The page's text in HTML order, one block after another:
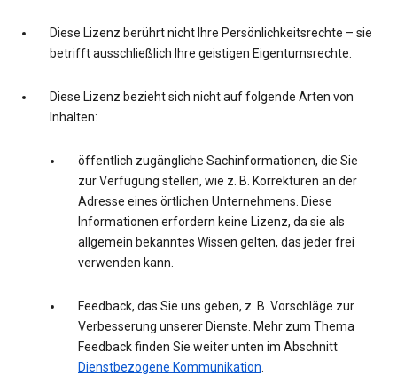
Diese Lizenz berührt nicht Ihre Persönlichkeitsrechte – sie
betrifft ausschließlich Ihre geistigen Eigentumsrechte.
Diese Lizenz bezieht sich nicht auf folgende Arten von
Inhalten:
öffentlich zugängliche Sachinformationen, die Sie
zur Verfügung stellen, wie z. B. Korrekturen an der
Adresse eines örtlichen Unternehmens. Diese
Informationen erfordern keine Lizenz, da sie als
allgemein bekanntes Wissen gelten, das jeder frei
verwenden kann.
Feedback, das Sie uns geben, z. B. Vorschläge zur
Verbesserung unserer Dienste. Mehr zum Thema
Feedback finden Sie weiter unten im Abschnitt
Dienstbezogene Kommunikation.